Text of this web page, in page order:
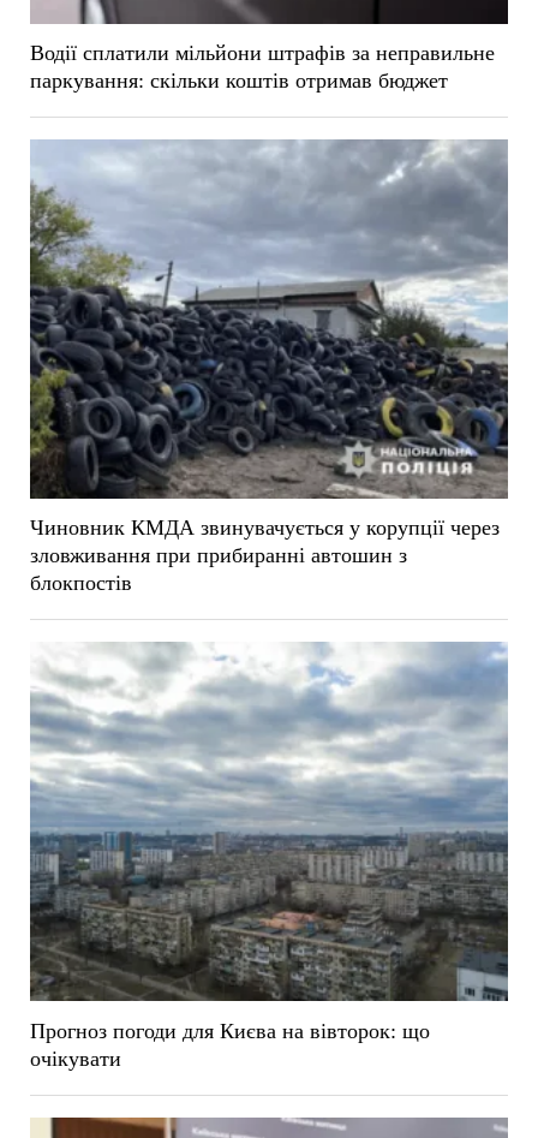
Водії сплатили мільйони штрафів за неправильне
паркування: скільки коштів отримав бюджет
Чиновник КМДА звинувачується у корупції через
зловживання при прибиранні автошин з
блокпостів
Прогноз погоди для Києва на вівторок: що
очікувати